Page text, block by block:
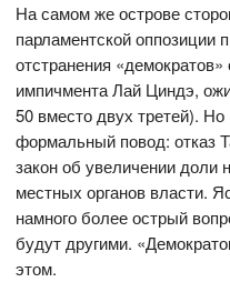
На самом же острове
парламентской оппозиции
отстранения
импичмента Лай Циндэ,
50 вместо двух третей).
формальный повод: отказ
закон об увеличении доли
местных органов власти.
намного более острый
будут другими.
этом.